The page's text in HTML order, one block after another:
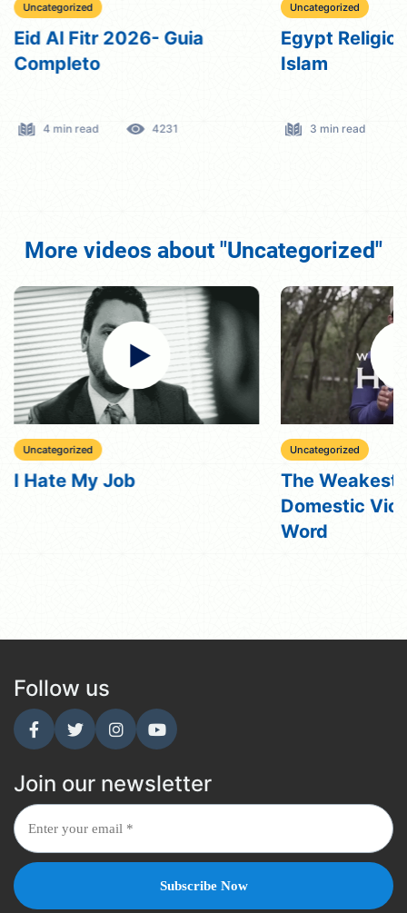
Uncategorized
Eid Al Fitr 2026- Guia
Completo
4 min read 4231
Uncategorized
Egypt
Islam
3 min read
More videos about "Uncategorized"
Uncategorized
I Hate My Job
Uncategorized
The Weakest
Domestic
Word
Follow us
Join our newsletter